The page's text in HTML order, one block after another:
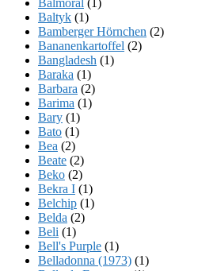
Baltyk (1)
Bamberger Hörnchen (2)
Bananenkartoffel (2)
Bangladesh (1)
Baraka (1)
Barbara (2)
Barima (1)
Bary (1)
Bato (1)
Bea (2)
Beate (2)
Beko (2)
Bekra I (1)
Belchip (1)
Belda (2)
Beli (1)
Bell's Purple (1)
Belladonna (1973) (1)